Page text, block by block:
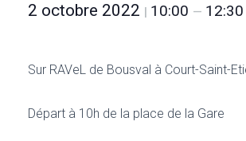
2 octobre 2022 | 10:00 — 12:30
Sur RAVeL de Bousval à Court-Saint-
Départ à 10h de la place de la Gare